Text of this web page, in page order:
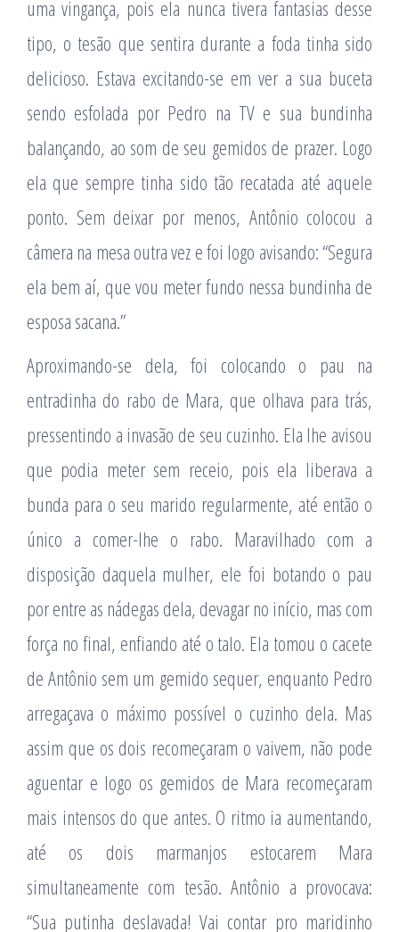
uma vingança, pois ela nunca tivera fantasias desse
tipo, o tesão que sentira durante a foda tinha sido
delicioso. Estava excitando-se em ver a sua buceta
sendo esfolada por Pedro na TV e sua bundinha
balançando, ao som de seu gemidos de prazer. Logo
ela que sempre tinha sido tão recatada até aquele
ponto. Sem deixar por menos, Antônio colocou a
câmera na mesa outra vez e foi logo avisando: “Segura
ela bem aí, que vou meter fundo nessa bundinha de
esposa sacana.”
Aproximando-se dela, foi colocando o pau na
entradinha do rabo de Mara, que olhava para trás,
pressentindo a invasão de seu cuzinho. Ela lhe avisou
que podia meter sem receio, pois ela liberava a
bunda para o seu marido regularmente, até então o
único a comer-lhe o rabo. Maravilhado com a
disposição daquela mulher, ele foi botando o pau
por entre as nádegas dela, devagar no início, mas com
força no final, enfiando até o talo. Ela tomou o cacete
de Antônio sem um gemido sequer, enquanto Pedro
arregaçava o máximo possível o cuzinho dela. Mas
assim que os dois recomeçaram o vaivem, não pode
aguentar e logo os gemidos de Mara recomeçaram
mais intensos do que antes. O ritmo ia aumentando,
até os dois marmanjos estocarem Mara
simultaneamente com tesão. Antônio a provocava:
“Sua putinha deslavada! Vai contar pro maridinho